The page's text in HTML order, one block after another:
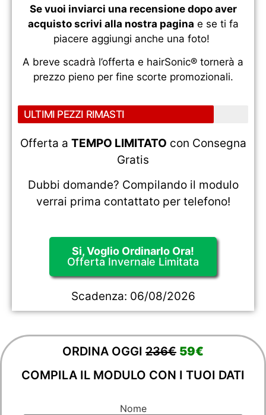
Se vuoi inviarci una recensione dopo aver
acquisto scrivi alla nostra pagina e se ti fa
piacere aggiungi anche una foto!
A breve scadrà l’offerta e hairSonic® tornerà a
prezzo pieno per fine scorte promozionali.
ULTIMI PEZZI RIMASTI
Offerta a TEMPO LIMITATO con Consegna
Gratis
Dubbi domande? Compilando il modulo
verrai prima contattato per telefono!
Si, Voglio Ordinarlo Ora!
Offerta Invernale Limitata
Scadenza: 06/08/2026
ORDINA OGGI 236€ 59€
COMPILA IL MODULO CON I TUOI DATI
Nome